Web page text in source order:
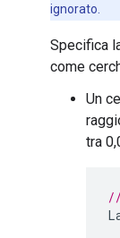
ignorato.
Specifica
come
Un
tra